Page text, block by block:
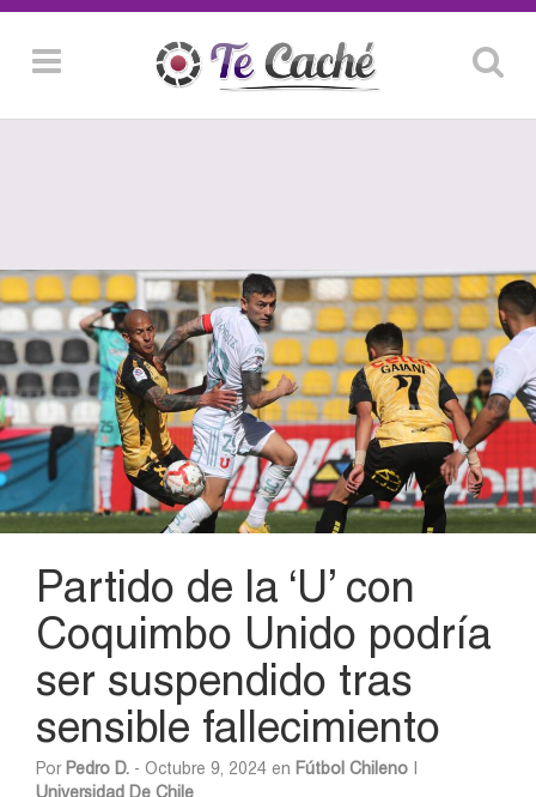
Partido de la ‘U’ con
Coquimbo Unido podría
ser suspendido tras
sensible fallecimiento
Por Pedro D. - Octubre 9, 2024 en Fútbol Chileno
Universidad De Chile